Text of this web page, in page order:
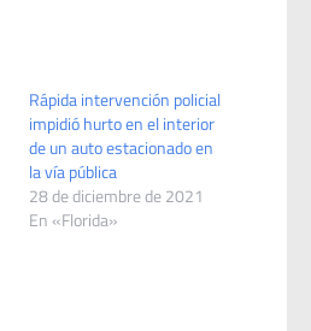
Rápida intervención policial
impidió hurto en el interior
de un auto estacionado en
la vía pública
28 de diciembre de 2021
En «Florida»